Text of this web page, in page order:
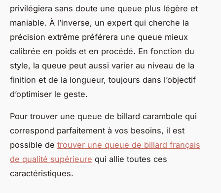
privilégiera sans doute une queue plus légère et
maniable. À l’inverse, un expert qui cherche la
précision extrême préférera une queue mieux
calibrée en poids et en procédé. En fonction du
style, la queue peut aussi varier au niveau de la
finition et de la longueur, toujours dans l’objectif
d’optimiser le geste.
Pour trouver une queue de billard carambole qui
correspond parfaitement à vos besoins, il est
possible de trouver une queue de billard français
de qualité supérieure qui allie toutes ces
caractéristiques.